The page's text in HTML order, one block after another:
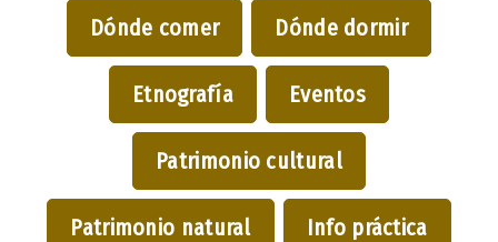
Dónde comer Dónde dormir
Etnografía Eventos
Patrimonio cultural
Patrimonio natural Info práctica